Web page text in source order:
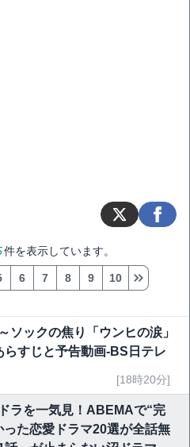
件を表示しています。
6 7 8 9 10
ソックの焦り「ウンヒの涙」
らすじと予告動画-BS日テレ
[18時20分]
ラを一気見！ABEMAで“完
った恋愛ドラマ20選が全話無